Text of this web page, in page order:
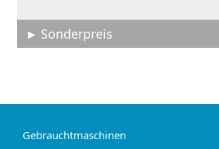
Sonderpreis
Gebrauchtmaschinen